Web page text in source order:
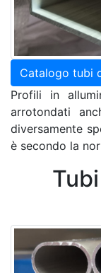
Catalogo tubi
Profili in
arrotondati
diversamente
è secondo la